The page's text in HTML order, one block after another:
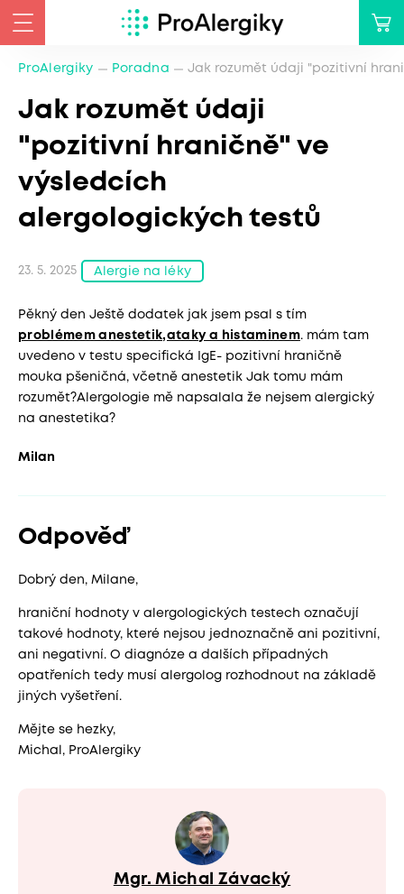
ProAlergiky Poradna Jak rozumět údaji "pozitivní
Jak rozumět údaji
"pozitivní hraničně" ve
výsledcích
alergologických testů
23. 5. 2025 Alergie na léky
Pěkný den Ještě dodatek jak jsem psal s tím
problémem anestetik,ataky a histaminem. mám tam
uvedeno v testu specifická IgE- pozitivní hraničně
mouka pšeničná, včetně anestetik Jak tomu mám
rozumět?Alergologie mě napsalala že nejsem alergický
na anestetika?
Milan
Odpověď
Dobrý den, Milane,
hraniční hodnoty v alergologických testech označují
takové hodnoty, které nejsou jednoznačně ani pozitivní,
ani negativní. O diagnóze a dalších případných
opatřeních tedy musí alergolog rozhodnout na základě
jiných vyšetření.
Mějte se hezky,
Michal, ProAlergiky
Mgr. Michal Závacký